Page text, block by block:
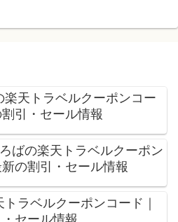
天トラベルクーポンコー
引・セール情報
ばの楽天トラベルクーポン
の割引・セール情報
ラベルクーポンコード｜
セール情報